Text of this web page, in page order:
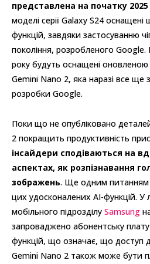
представлена на початку
моделі серії Galaxy S24
функцій, завдяки застосуванню
покоління, розробленого
року будуть оснащені
Gemini Nano 2, яка наразі все ще
розробки Google.
Поки що не опубліковано
2 покращить продуктивність
інсайдери сподіваються на
аспектах, як розпізнавання
зображень. Ще одним питанням
цих удосконалених AI-функцій. У
мобільного підрозділу Samsung
запроваджено абонентську
функцій, що означає, що доступ
Gemini Nano 2 також може бути